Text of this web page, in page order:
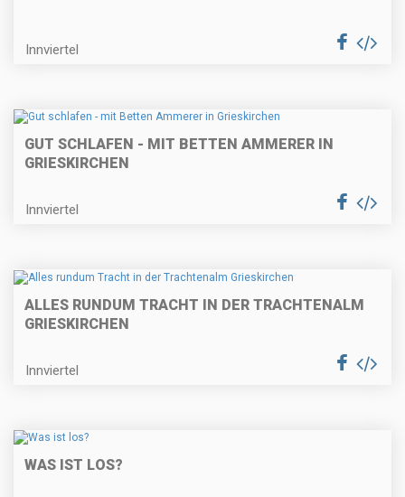
Innviertel
GUT SCHLAFEN - MIT BETTEN AMMERER IN
GRIESKIRCHEN
Innviertel
ALLES RUNDUM TRACHT IN DER TRACHTENALM
GRIESKIRCHEN
Innviertel
WAS IST LOS?